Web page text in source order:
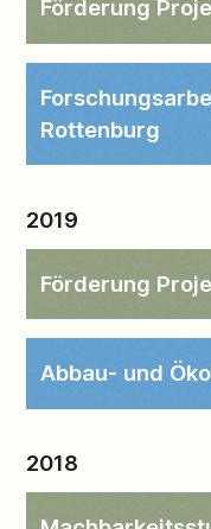
Förderung
Rottenburg
2019
Förderung
Abbau- und
2018